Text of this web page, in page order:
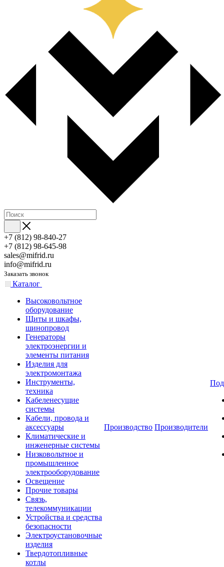
+7 (812) 98-840-27
+7 (812) 98-645-98
sales@mifrid.ru
info@mifrid.ru
Заказать звонок
Каталог
Высоковольтное
оборудование
Щиты и шкафы,
шинопровод
Генераторы
электроэнергии и
элементы питания
Изделия для
электромонтажа
Инструменты,
техника
Кабеленесущие
системы
Кабели, провода и
аксессуары
Климатические и
инженерные системы
Низковольтное и
промышленное
электрооборудование
Освещение
Прочие товары
Связь,
телекоммуникации
Устройства и средства
безопасности
Электроустановочные
изделия
Твердотопливные
котлы
Производство Производители